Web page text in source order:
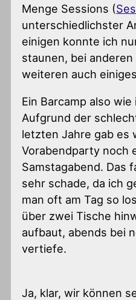
Menge Sessions (
unterschiedlichster
einigen konnte ich
staunen, bei
weiteren auch
Ein Barcamp also
Aufgrund der
letzten Jahre gab es
Vorabendparty noch
Samstagabend. Das
sehr schade, da ich
man oft am Tag so
über zwei Tische
aufbaut, abends bei
vertiefe.
Ja, klar, wir können